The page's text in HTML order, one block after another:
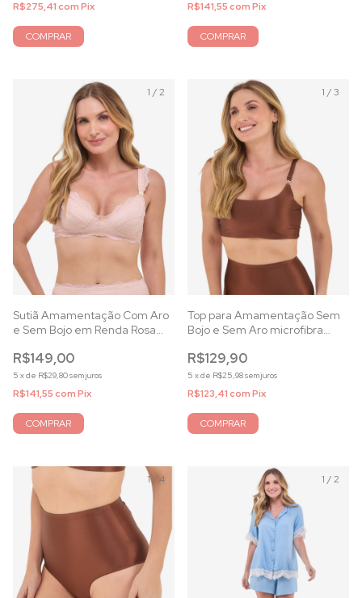
R$275,41comPix
COMPRAR
R$141,55comPix
COMPRAR
1 /2
Sutiã Amamentação Com Aro
e Sem Bojo em Renda Rosa
R$149,00
5 xde R$29,80sem juros
R$141,55comPix
COMPRAR
1 /3
Top para Amamentação Sem
Bojo e Sem Aro microfibra
R$129,90
5 xde R$25,98sem juros
R$123,41comPix
COMPRAR
1/4 1 /2